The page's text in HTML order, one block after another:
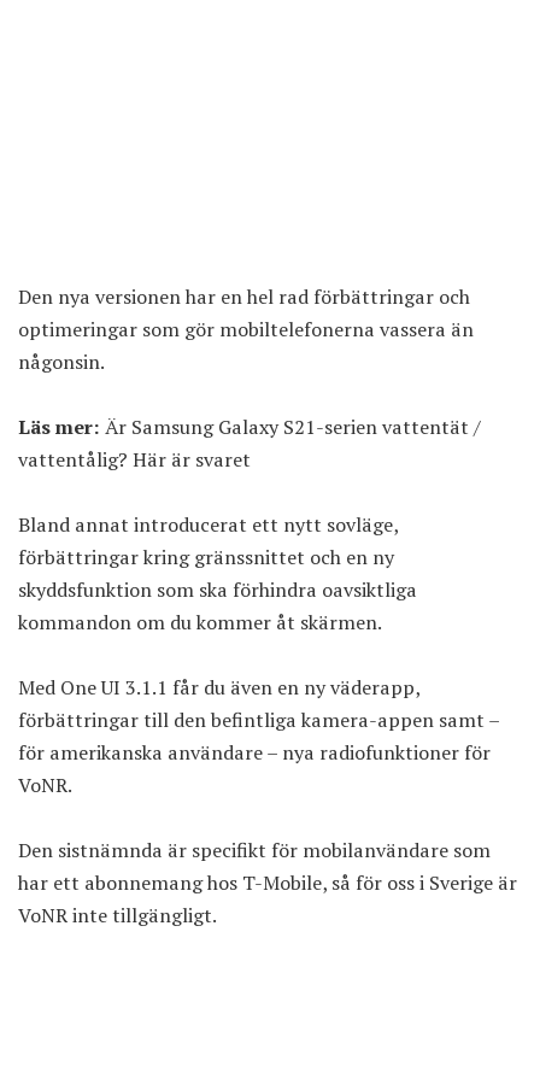
Den nya versionen har en hel rad förbättringar och
optimeringar som gör mobiltelefonerna vassera än
någonsin.
Läs mer: Är Samsung Galaxy S21-serien vattentät /
vattentålig? Här är svaret
Bland annat introducerat ett nytt sovläge,
förbättringar kring gränssnittet och en ny
skyddsfunktion som ska förhindra oavsiktliga
kommandon om du kommer åt skärmen.
Med One UI 3.1.1 får du även en ny väderapp,
förbättringar till den befintliga kamera-appen samt –
för amerikanska användare – nya radiofunktioner för
VoNR.
Den sistnämnda är specifikt för mobilanvändare som
har ett abonnemang hos T-Mobile, så för oss i Sverige är
VoNR inte tillgängligt.